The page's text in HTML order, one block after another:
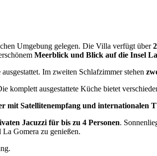
Umgebung gelegen. Die Villa verfügt über
Meerblick und Blick auf die Insel
ausgestattet. Im zweiten Schlafzimmer stehen
komplett ausgestattete Küche bietet
mit Satellitenempfang und internationalen
Jacuzzi für bis zu 4 Personen.
Gomera zu genießen.